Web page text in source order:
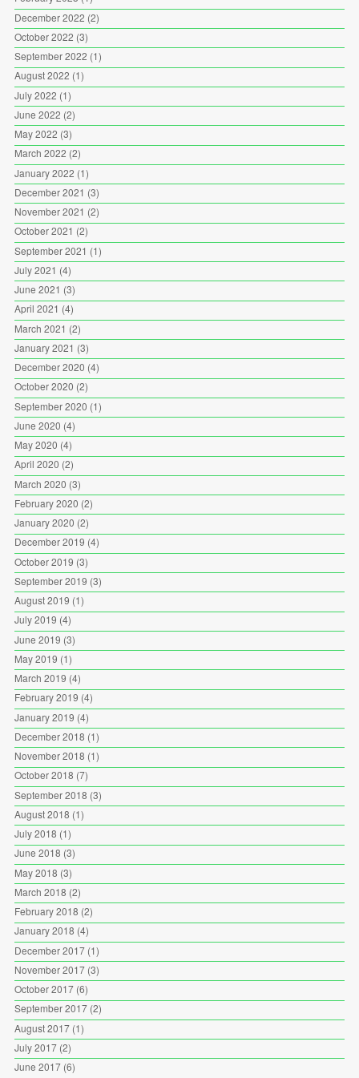
December 2022 (2)
October 2022 (3)
September 2022 (1)
August 2022 (1)
July 2022 (1)
June 2022 (2)
May 2022 (3)
March 2022 (2)
January 2022 (1)
December 2021 (3)
November 2021 (2)
October 2021 (2)
September 2021 (1)
July 2021 (4)
June 2021 (3)
April 2021 (4)
March 2021 (2)
January 2021 (3)
December 2020 (4)
October 2020 (2)
September 2020 (1)
June 2020 (4)
May 2020 (4)
April 2020 (2)
March 2020 (3)
February 2020 (2)
January 2020 (2)
December 2019 (4)
October 2019 (3)
September 2019 (3)
August 2019 (1)
July 2019 (4)
June 2019 (3)
May 2019 (1)
March 2019 (4)
February 2019 (4)
January 2019 (4)
December 2018 (1)
November 2018 (1)
October 2018 (7)
September 2018 (3)
August 2018 (1)
July 2018 (1)
June 2018 (3)
May 2018 (3)
March 2018 (2)
February 2018 (2)
January 2018 (4)
December 2017(1)
November 2017(3)
October 2017(6)
September 2017(2)
August 2017(1)
July 2017(2)
June 2017(6)